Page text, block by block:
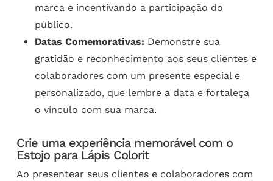
marca e incentivando a participação do
público.
Datas Comemorativas: Demonstre sua
gratidão e reconhecimento aos seus clientes e
colaboradores com um presente especial e
personalizado, que lembre a data e fortaleça
o vínculo com sua marca.
Crie uma experiência memorável com o
Estojo para Lápis Colorit
Ao presentear seus clientes e colaboradores com